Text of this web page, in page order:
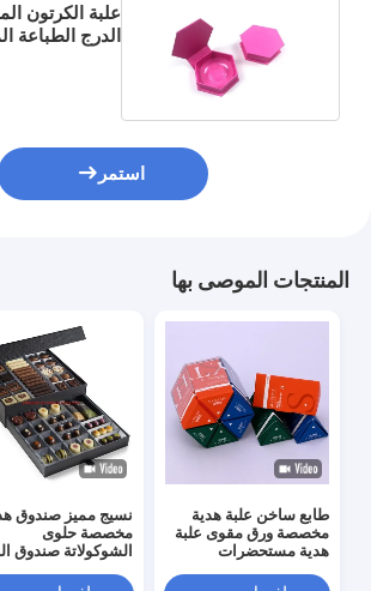
علبة الكرتون
الدرج
استمر
المنتجات الموصى بها
طابع ساخن علبة هدية
مخصصة ورق مقوى علبة
هدية مستحضرات
نسيج مميز صندوق
مخصصة حلوى
الشوكولاتة صندوق